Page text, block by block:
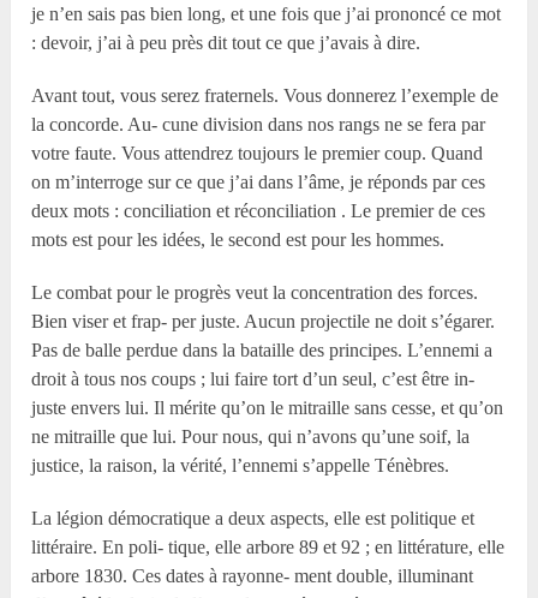
je n’en sais pas bien long, et une fois que j’ai prononcé ce mot
: devoir, j’ai à peu près dit tout ce que j’avais à dire.
Avant tout, vous serez fraternels. Vous donnerez l’exemple de
la concorde. Au- cune division dans nos rangs ne se fera par
votre faute. Vous attendrez toujours le premier coup. Quand
on m’interroge sur ce que j’ai dans l’âme, je réponds par ces
deux mots : conciliation et réconciliation . Le premier de ces
mots est pour les idées, le second est pour les hommes.
Le combat pour le progrès veut la concentration des forces.
Bien viser et frap- per juste. Aucun projectile ne doit s’égarer.
Pas de balle perdue dans la bataille des principes. L’ennemi a
droit à tous nos coups ; lui faire tort d’un seul, c’est être in-
juste envers lui. Il mérite qu’on le mitraille sans cesse, et qu’on
ne mitraille que lui. Pour nous, qui n’avons qu’une soif, la
justice, la raison, la vérité, l’ennemi s’appelle Ténèbres.
La légion démocratique a deux aspects, elle est politique et
littéraire. En poli- tique, elle arbore 89 et 92 ; en littérature, elle
arbore 1830. Ces dates à rayonne- ment double, illuminant